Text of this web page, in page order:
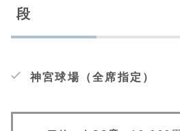
段
神宮球場（全席指定）